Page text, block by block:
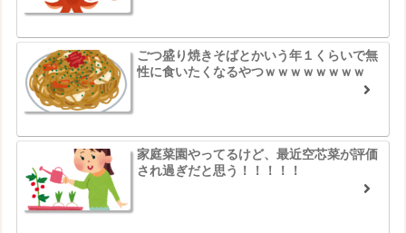
ごつ盛り焼きそばとかいう年１くらいで無
性に食いたくなるやつｗｗｗｗｗｗｗｗ
家庭菜園やってるけど、最近空芯菜が評価
され過ぎだと思う！！！！！